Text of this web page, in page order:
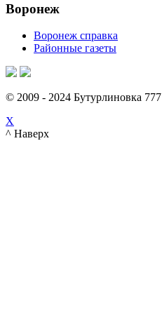
Воронеж
Воронеж справка
Районные газеты
© 2009 - 2024 Бутурлиновка 777
X
^ Наверх